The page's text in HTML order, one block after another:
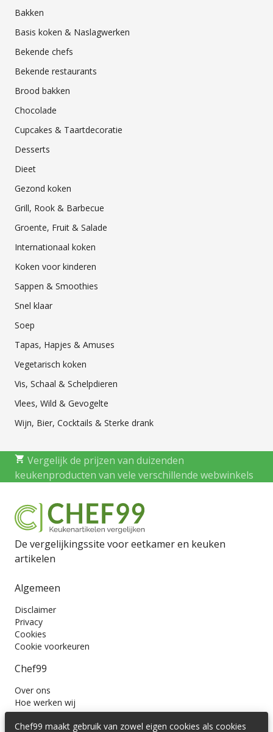
Bakken
Basis koken & Naslagwerken
Bekende chefs
Bekende restaurants
Brood bakken
Chocolade
Cupcakes & Taartdecoratie
Desserts
Dieet
Gezond koken
Grill, Rook & Barbecue
Groente, Fruit & Salade
Internationaal koken
Koken voor kinderen
Sappen & Smoothies
Snel klaar
Soep
Tapas, Hapjes & Amuses
Vegetarisch koken
Vis, Schaal & Schelpdieren
Vlees, Wild & Gevogelte
Wijn, Bier, Cocktails & Sterke drank
Vergelijk de prijzen van duizenden
keukenproducten van vele verschillende webwinkels
De vergelijkingssite voor eetkamer en keuken
artikelen
Algemeen
Disclaimer
Privacy
Cookies
Cookie voorkeuren
Chef99
Over ons
Hoe werken wij
Contact
Chef99 maakt gebruik van zowel eigen cookies als cookies